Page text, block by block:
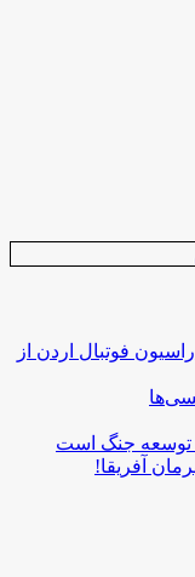
فوتبال اردن از
توسعه جنگ است